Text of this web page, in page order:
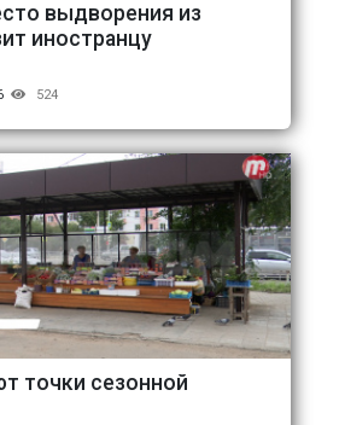
выдворения из
иностранцу
524
точки сезонной